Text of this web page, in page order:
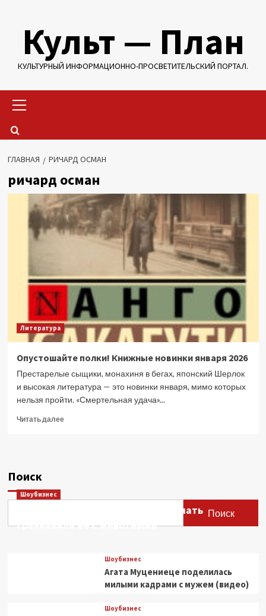
содержимому
Культ — План
КУЛЬТУРНЫЙ ИНФОРМАЦИОННО-ПРОСВЕТИТЕЛЬСКИЙ ПОРТАЛ.
меню
ГЛАВНАЯ РИЧАРД ОСМАН
ричард осман
Литература
Опустошайте полки! Книжные новинки января 2026
Престарелые сыщики, монахиня в бегах, японский Шерлок
и высокая литература — это новинки января, мимо которых
нельзя пройти. «Смертельная удача»...
Читать далееПрочитать
Поиск
Поиск
Шоубизнес
Этери Тутберидзе заявила, что мать
сравнивала ее с животными
Шоубизнес
Агата Муцениеце поделилась
милыми кадрами с мужем (видео)
Шоубизнес